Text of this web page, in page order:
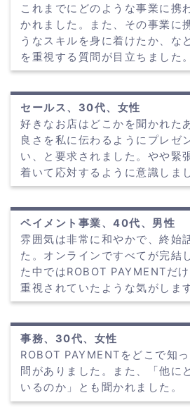
これまでにどのような事業に携
かれました。また、その事業に
うなスキルを身に着けたか、な
を重視する質問が目立ちました。
セールス、30代、女性
好きなお店はどこかを聞かれた
良さを私に伝わるようにプレゼ
い、と要求されました。やや緊
着いて応対するように意識しま
ペイメント事業、40代、男性
雰囲気は非常に和やかで、終始
た。オンラインですべてが完結
た中ではROBOT PAYMENTだ
重視されていたような気がしま
事務、30代、女性
ROBOT PAYMENTをどこで知
問がありました。また、「他に
いるのか」とも聞かれました。